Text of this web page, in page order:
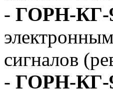
- ГОРН-КГ-
сигналов
- ГОРН-КГ-